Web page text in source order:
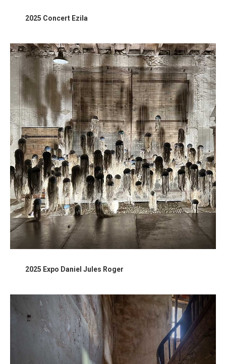
2025 Concert Ezila
2025 Expo Daniel Jules Roger